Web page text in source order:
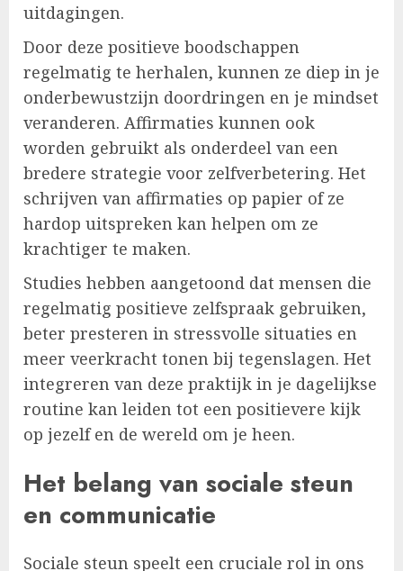
uitdagingen.
Door deze positieve boodschappen
regelmatig te herhalen, kunnen ze diep in je
onderbewustzijn doordringen en je mindset
veranderen. Affirmaties kunnen ook
worden gebruikt als onderdeel van een
bredere strategie voor zelfverbetering. Het
schrijven van affirmaties op papier of ze
hardop uitspreken kan helpen om ze
krachtiger te maken.
Studies hebben aangetoond dat mensen die
regelmatig positieve zelfspraak gebruiken,
beter presteren in stressvolle situaties en
meer veerkracht tonen bij tegenslagen. Het
integreren van deze praktijk in je dagelijkse
routine kan leiden tot een positievere kijk
op jezelf en de wereld om je heen.
Het belang van sociale steun
en communicatie
Sociale steun speelt een cruciale rol in ons